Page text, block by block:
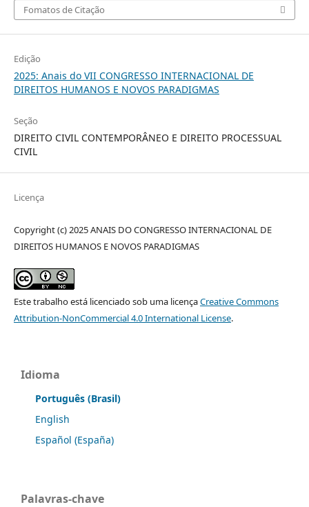
Fomatos de Citação
Edição
2025: Anais do VII CONGRESSO INTERNACIONAL DE
DIREITOS HUMANOS E NOVOS PARADIGMAS
Seção
DIREITO CIVIL CONTEMPORÂNEO E DIREITO PROCESSUAL
CIVIL
Licença
Copyright (c) 2025 ANAIS DO CONGRESSO INTERNACIONAL DE
DIREITOS HUMANOS E NOVOS PARADIGMAS
Este trabalho está licenciado sob uma licençaCreative Commons
Attribution-NonCommercial 4.0 International License.
Idioma
Português (Brasil)
English
Español (España)
Palavras-chave